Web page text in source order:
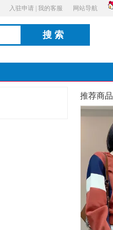
入驻申请 我的客服 网站导航
搜索
推荐商品